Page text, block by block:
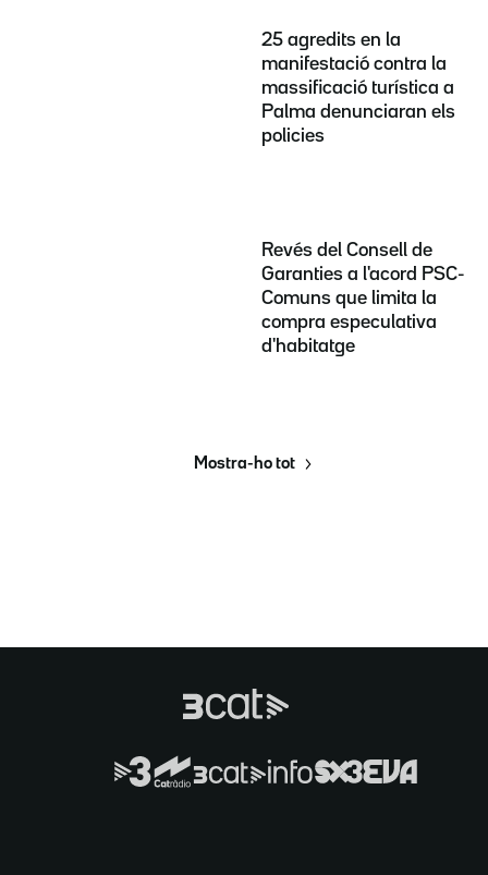
25 agredits en la
manifestació contra la
massificació turística a
Palma denunciaran els
policies
Revés del Consell de
Garanties a l'acord PSC-
Comuns que limita la
compra especulativa
d'habitatge
Mostra-ho tot